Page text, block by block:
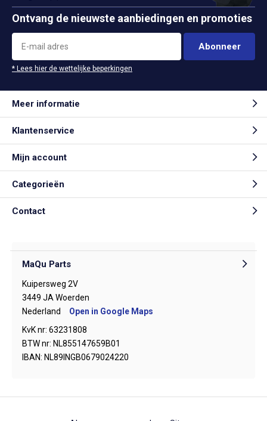
Ontvang de nieuwste aanbiedingen en promoties
Abonneer
* Lees hier de wettelijke beperkingen
Meer informatie
Klantenservice
Mijn account
Categorieën
Contact
MaQu Parts
Kuipersweg 2V
3449 JA Woerden
Nederland
Open in Google Maps
KvK nr: 63231808
BTW nr: NL855147659B01
IBAN: NL89INGB0679024220